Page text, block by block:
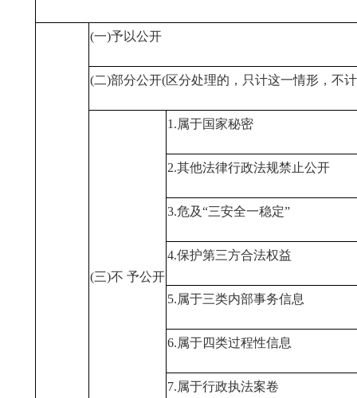
(一)予以公开
(二)部分公开(区分处理的，只计这一情形，不
(三)不 予公开
1.属于国家秘密
2.其他法律行政法规禁止公开
3.危及“三安全一稳定”
4.保护第三方合法权益
5.属于三类内部事务信息
6.属于四类过程性信息
7.属于行政执法案卷